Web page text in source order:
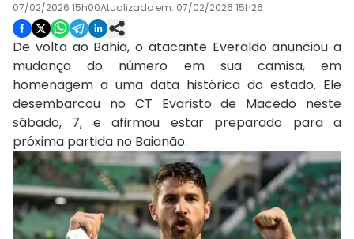
07/02/2026 15h00Atualizado em: 07/02/2026 15h26
De volta ao Bahia, o atacante Everaldo anunciou a
mudança do número em sua camisa, em
homenagem a uma data histórica do estado. Ele
desembarcou no CT Evaristo de Macedo neste
sábado, 7, e afirmou estar preparado para a
próxima partida no Baianão.